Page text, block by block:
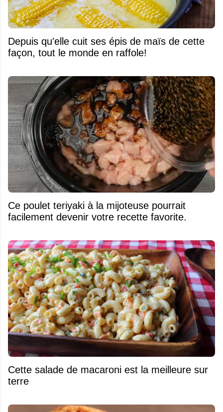
Depuis qu'elle cuit ses épis de maïs de cette
façon, tout le monde en raffole!
Ce poulet teriyaki à la mijoteuse pourrait
facilement devenir votre recette favorite.
Cette salade de macaroni est la meilleure sur
terre